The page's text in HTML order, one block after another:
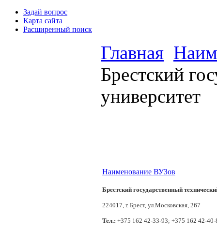
Задай вопрос
Карта сайта
Расширенный поиск
Главная
Брестский
университет
Наименование ВУЗов
Брестский государственный
224017, г. Брест, ул.Московская, 267
Тел.: +375 162 42-33-93; +375 162 42-40-